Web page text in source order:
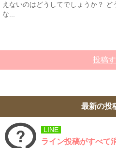
えないのはどうしてでしょうか？
な...
投稿
最新の投
LINE
ライン投稿がすべて